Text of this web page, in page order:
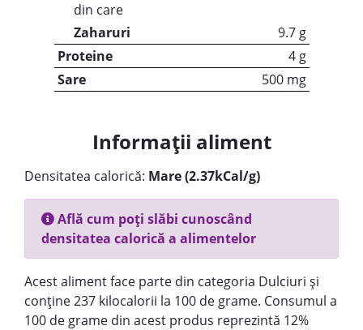
din care
Zaharuri
9.7 g
Proteine
4 g
Sare
500 mg
Informații aliment
Densitatea calorică: Mare (2.37kCal/g)
Află cum poți slăbi cunoscând
densitatea calorică a alimentelor
Acest aliment face parte din categoria Dulciuri și
conține 237 kilocalorii la 100 de grame. Consumul a
100 de grame din acest produs reprezintă 12%